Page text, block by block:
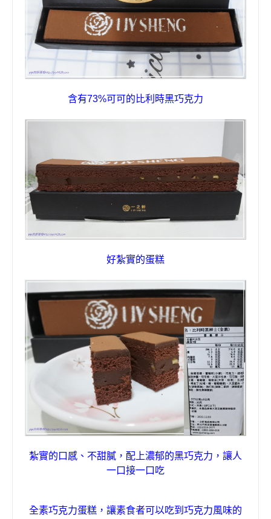
含有73%可可的比利時黑巧克力
好紮實的蛋糕
紮實的口感、不甜膩，配上濃郁的黑巧克力，讓人
一口接一口吃
全素巧克力蛋糕，讓素食者可以吃到巧克力風味的